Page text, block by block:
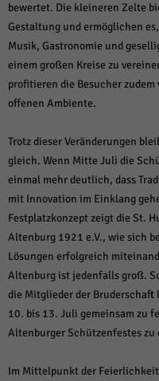
bewertet. Die kleineren Zelte
Gestaltung und ermöglichen
Musik, Gastronomie und
einem großen Kreise zu
profitieren die Besucher
offenen Ambiente.
Trotz dieser Veränderungen
gleich. Wenn Mitte Juli die
einmal mehr deutlich, dass
mit Innovation im Einklang
Festplatzkonzept zeigt die St.
Altenburg 1921 e.V., wie sich
Lösungen erfolgreich
Altenburg ist jedenfalls groß.
die Mitglieder der Bruderschaft
10. bis 13. Juli gemeinsam zu
Altenburger Schützenfestes zu
Im Mittelpunkt der
mehr.
Cookie-
powered by Borlabs Cookie